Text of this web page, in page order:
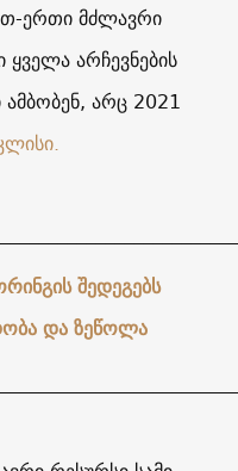
ერთი მძლავრი
არჩევნების
არც 2021
შედეგებს
და ზეწოლა